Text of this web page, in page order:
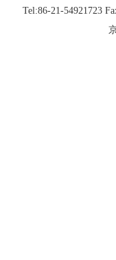
Tel:86-21-54921723